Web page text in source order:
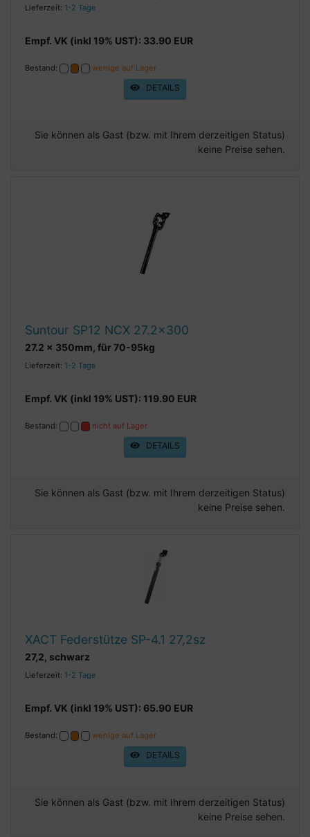
Lieferzeit: 1-2 Tage
Empf. VK (inkl 19% UST): 33.90 EUR
Bestand: wenige auf Lager
DETAILS
Sie können als Gast (bzw. mit Ihrem derzeitigen Status)
keine Preise sehen.
Suntour SP12 NCX 27.2x300
27.2 x 350mm, für 70-95kg
Lieferzeit: 1-2 Tage
Empf. VK (inkl 19% UST): 119.90 EUR
Bestand: nicht auf Lager
DETAILS
Sie können als Gast (bzw. mit Ihrem derzeitigen Status)
keine Preise sehen.
XACT Federstütze SP-4.1 27,2sz
27,2, schwarz
Lieferzeit: 1-2 Tage
Empf. VK (inkl 19% UST): 65.90 EUR
Bestand: wenige auf Lager
DETAILS
Sie können als Gast (bzw. mit Ihrem derzeitigen Status)
keine Preise sehen.